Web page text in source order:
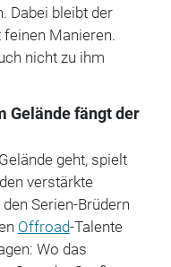
Dabei bleibt der
Manieren.
nicht zu ihm
Gelände fängt der
geht, spielt
verstärkte
Serien-Brüdern
Offroad-Talente
Wo das